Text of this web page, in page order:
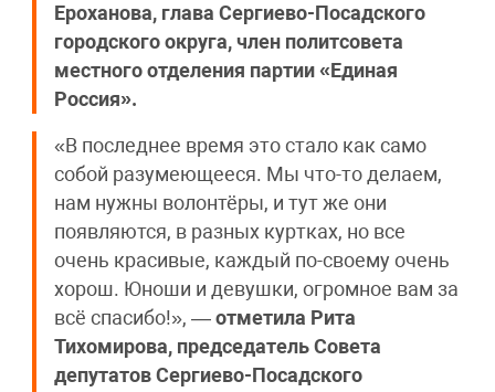
Ероханова, глава Сергиево-Посадского
городского округа, член политсовета
местного отделения партии «Единая
Россия».
«В последнее время это стало как само
собой разумеющееся. Мы что-то делаем,
нам нужны волонтёры, и тут же они
появляются, в разных куртках, но все
очень красивые, каждый по-своему очень
хорош. Юноши и девушки, огромное вам за
всё спасибо!», —отметила Рита
Тихомирова, председатель Совета
депутатов Сергиево-Посадского